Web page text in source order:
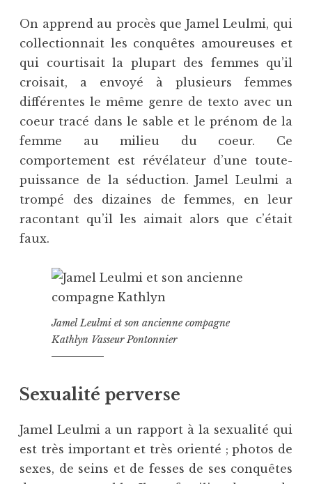
On apprend au procès que Jamel Leulmi, qui
collectionnait les conquêtes amoureuses et
qui courtisait la plupart des femmes qu’il
croisait, a envoyé à plusieurs femmes
différentes le même genre de texto avec un
coeur tracé dans le sable et le prénom de la
femme au milieu du coeur. Ce
comportement est révélateur d’une toute-
puissance de la séduction. Jamel Leulmi a
trompé des dizaines de femmes, en leur
racontant qu’il les aimait alors que c’était
faux.
Jamel Leulmi et son ancienne compagne
Kathlyn Vasseur Pontonnier
Sexualité perverse
Jamel Leulmi a un rapport à la sexualité qui
est très important et très orienté ; photos de
sexes, de seins et de fesses de ses conquêtes